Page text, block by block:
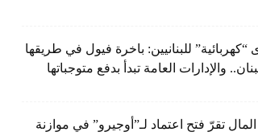
للبنانيين: باخرة فيول في طريقها
والإدارات العامة تبدأ بدفع متوجباتها
تقرّ فتح اعتماد لـ”أوجيرو” في موازنة